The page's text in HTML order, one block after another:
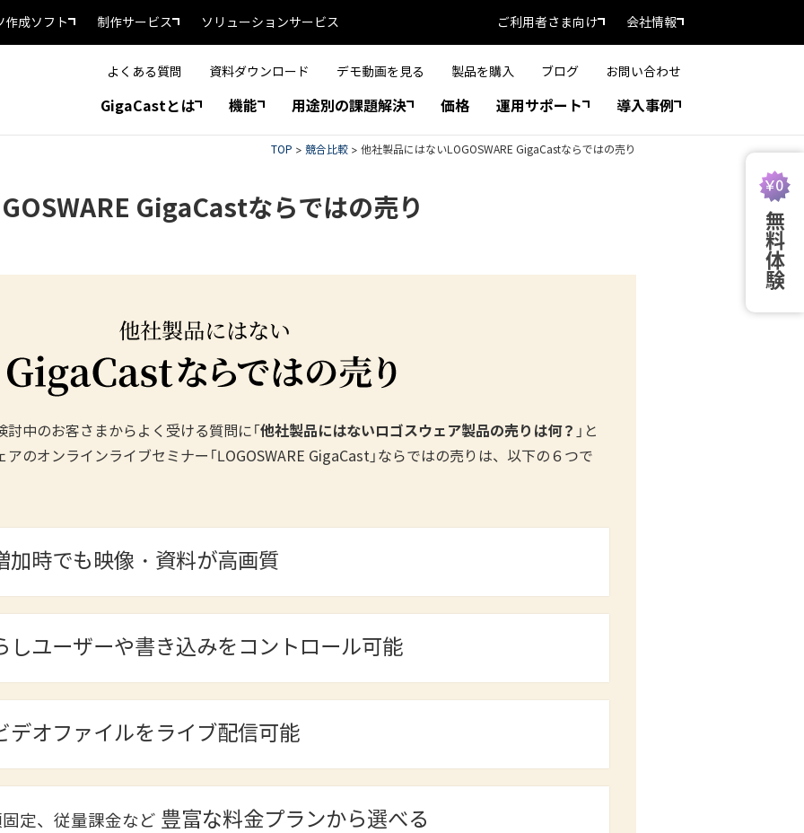
無料体験
作成ソフト 制作サービス ソリューションサービス ご利用者さま向け 会社情報
よくある質問 資料ダウンロード デモ動画を見る 製品を購入 ブログ お問い合わせ
GigaCastとは 機能 用途別の課題解決 価格 運用サポート 導入事例
TOP > 競合比較 > 他社製品にはないLOGOSWARE GigaCastならではの売り
GigaCastならではの売り
中のお客さまからよく受ける質問に「他社製品にはないロゴスウェア製品の売りは何？ 」と
のオンラインライブセミナー「LOGOSWARE GigaCast」ならではの売りは、以下の６つで
加時でも映像・資料が高画質
しユーザーや書き込みをコントロール可能
デオファイルをライブ配信可能
定、従量課金など 豊富な料金プランから選べる